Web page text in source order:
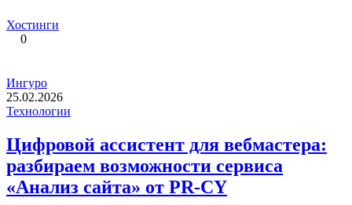
Хостинги
0
Ингуро
25.02.2026
Технологии
Цифровой ассистент для вебмастера:
разбираем возможности сервиса
«Анализ сайта» от PR-CY